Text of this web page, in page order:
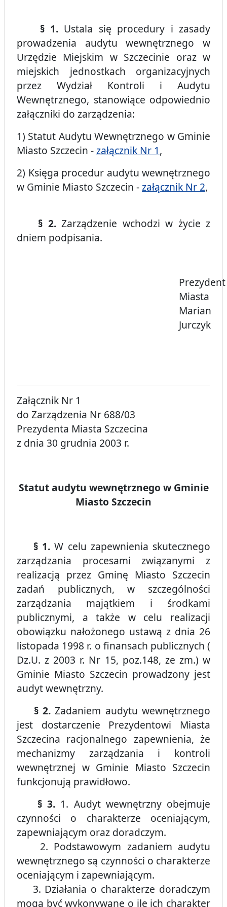
§ 1. Ustala się procedury i zasady
prowadzenia audytu wewnętrznego w
Urzędzie Miejskim w Szczecinie oraz w
miejskich jednostkach organizacyjnych
przez Wydział Kontroli i Audytu
Wewnętrznego, stanowiące odpowiednio
załączniki do zarządzenia:
1) Statut Audytu Wewnętrznego w Gminie
Miasto Szczecin -załącznik Nr 1,
2) Księga procedur audytu wewnętrznego
w Gminie Miasto Szczecin -załącznik Nr 2,
§ 2.Zarządzenie wchodzi w życie z
dniem podpisania.
Prezydent
Miasta
Marian
Jurczyk
Załącznik Nr 1
do Zarządzenia Nr 688/03
Prezydenta Miasta Szczecina
z dnia 30 grudnia 2003 r.
Statut audytu wewnętrznego w Gminie
Miasto Szczecin
§ 1. W celu zapewnienia skutecznego
zarządzania procesami związanymi z
realizacją przez Gminę Miasto Szczecin
zadań publicznych, w szczególności
zarządzania majątkiem i środkami
publicznymi, a także w celu realizacji
obowiązku nałożonego ustawą z dnia 26
listopada 1998 r. o finansach publicznych (
Dz.U. z 2003 r. Nr 15, poz.148, ze zm.) w
Gminie Miasto Szczecin prowadzony jest
audyt wewnętrzny.
§ 2.Zadaniem audytu wewnętrznego
jest dostarczenie Prezydentowi Miasta
Szczecina racjonalnego zapewnienia, że
mechanizmy zarządzania i kontroli
wewnętrznej w Gminie Miasto Szczecin
funkcjonują prawidłowo.
§ 3. 1. Audyt wewnętrzny obejmuje
czynności o charakterze oceniającym,
zapewniającym oraz doradczym.
2. Podstawowym zadaniem audytu
wewnętrznego są czynności o charakterze
oceniającym i zapewniającym.
3. Działania o charakterze doradczym
mogą być wykonywane o ile ich charakter